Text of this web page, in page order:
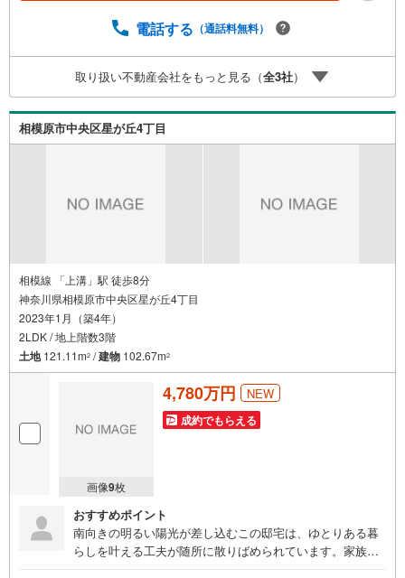
気軽にご相談ください。お客様第一主義をモット-にお引越
実に努めさせて頂きます。住宅情報館にお越し頂けたら、
物件のご紹介だけではなく、お住まいの疑問、不安、お家
の事ならなんでもご相談いただけます。お客様の要望をお
伺いしながら誠心誠意、全力でサポートさせて頂きます。
お客様一人一人に合わせたライフプランのご提案をさせて
電話する （通話料無料）
取り扱い不動産会社をもっと見る（全3社）
相模原市中央区星が丘4丁目
相模線 「上溝」駅 徒歩8分
神奈川県相模原市中央区星が丘4丁目
2023年1月（築4年）
2LDK / 地上階数3階
土地121.11m2 /建物 102.67m2
画像9枚
4,780万円 NEW
成約でもらえる
おすすめポイント
南向きの明るい陽光が差し込むこの邸宅は、ゆとりある暮
らしを叶える工夫が随所に散りばめられています。家族が